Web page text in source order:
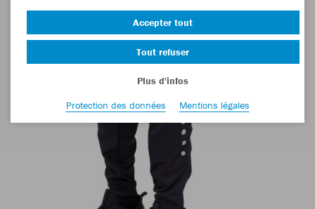
Accepter tout
Tout refuser
Plus d'infos
Protection des données
Mentions légales